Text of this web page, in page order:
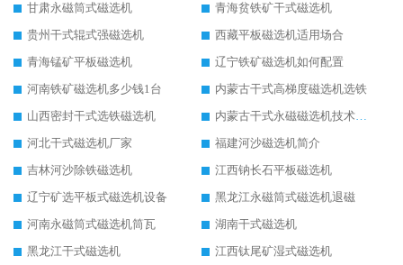
甘肃永磁筒式磁选机
青海贫铁矿干式磁选机
贵州干式辊式强磁选机
西藏平板磁选机适用场合
青海锰矿平板磁选机
辽宁铁矿磁选机如何配置
河南铁矿磁选机多少钱1台
内蒙古干式高梯度磁选机选铁
山西密封干式选铁磁选机
内蒙古干式永磁磁选机技术要求
河北干式磁选机厂家
福建河沙磁选机简介
吉林河沙除铁磁选机
江西钠长石平板磁选机
辽宁矿选平板式磁选机设备
黑龙江永磁筒式磁选机退磁
河南永磁筒式磁选机筒瓦
湖南干式磁选机
黑龙江干式磁选机
江西钛尾矿湿式磁选机